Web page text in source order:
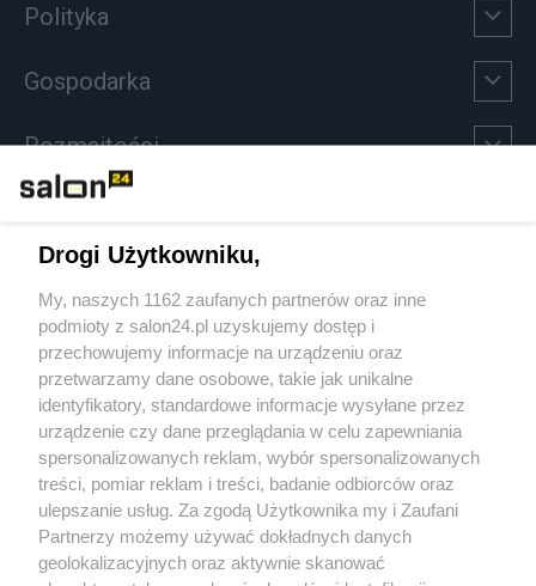
Polityka
Gospodarka
Rozmaitości
Sport
Społeczeństwo
Kultura
X Facebook Instagram Youtube
Drogi Użytkowniku,
My, naszych 1162 zaufanych partnerów oraz inne
podmioty z salon24.pl uzyskujemy dostęp i
przechowujemy informacje na urządzeniu oraz
przetwarzamy dane osobowe, takie jak unikalne
identyfikatory, standardowe informacje wysyłane przez
urządzenie czy dane przeglądania w celu zapewniania
spersonalizowanych reklam, wybór spersonalizowanych
treści, pomiar reklam i treści, badanie odbiorców oraz
ulepszanie usług. Za zgodą Użytkownika my i Zaufani
Partnerzy możemy używać dokładnych danych
geolokalizacyjnych oraz aktywnie skanować